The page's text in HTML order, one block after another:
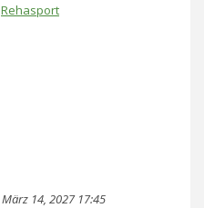
Rehasport
März 14, 2027 17:45